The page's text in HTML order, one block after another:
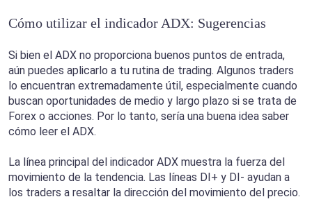
Cómo utilizar el indicador ADX: Sugerencias
Si bien el ADX no proporciona buenos puntos de entrada,
aún puedes aplicarlo a tu rutina de trading. Algunos traders
lo encuentran extremadamente útil, especialmente cuando
buscan oportunidades de medio y largo plazo si se trata de
Forex o acciones. Por lo tanto, sería una buena idea saber
cómo leer el ADX.
La línea principal del indicador ADX muestra la fuerza del
movimiento de la tendencia. Las líneas DI+ y DI- ayudan a
los traders a resaltar la dirección del movimiento del precio.